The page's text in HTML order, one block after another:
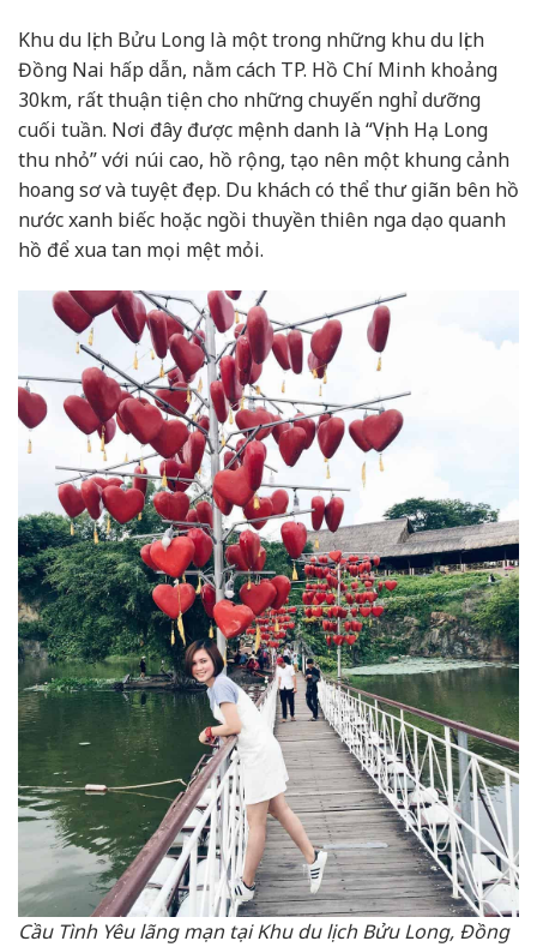
Khu du lịch Bửu Long là một trong những khu du lịch
Đồng Nai hấp dẫn, nằm cách TP. Hồ Chí Minh khoảng
30km, rất thuận tiện cho những chuyến nghỉ dưỡng
cuối tuần. Nơi đây được mệnh danh là “Vịnh Hạ Long
thu nhỏ” với núi cao, hồ rộng, tạo nên một khung cảnh
hoang sơ và tuyệt đẹp. Du khách có thể thư giãn bên hồ
nước xanh biếc hoặc ngồi thuyền thiên nga dạo quanh
hồ để xua tan mọi mệt mỏi.
Cầu Tình Yêu lãng mạn tại Khu du lịch Bửu Long, Đồng